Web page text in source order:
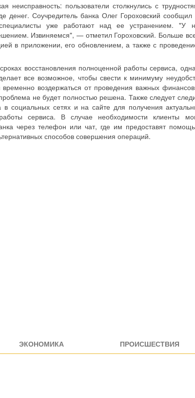
неисправность: пользователи столкнулись с
денег. Соучредитель банка Олег Гороховский сообщил
уже работают над ее устранением. "У
Извиняемся", — отметил Гороховский. Больше
в приложении, его обновлением, а также с
восстановления полноценной работы сервиса,
все возможное, чтобы свести к минимуму
временно воздержаться от проведения важных
не будет полностью решена. Также следует
социальных сетях и на сайте для получения
сервиса. В случае необходимости клиенты
через телефон или чат, где им предоставят
способов совершения операций.
ЭКОНОМИКА ПРОИСШЕСТВИЯ